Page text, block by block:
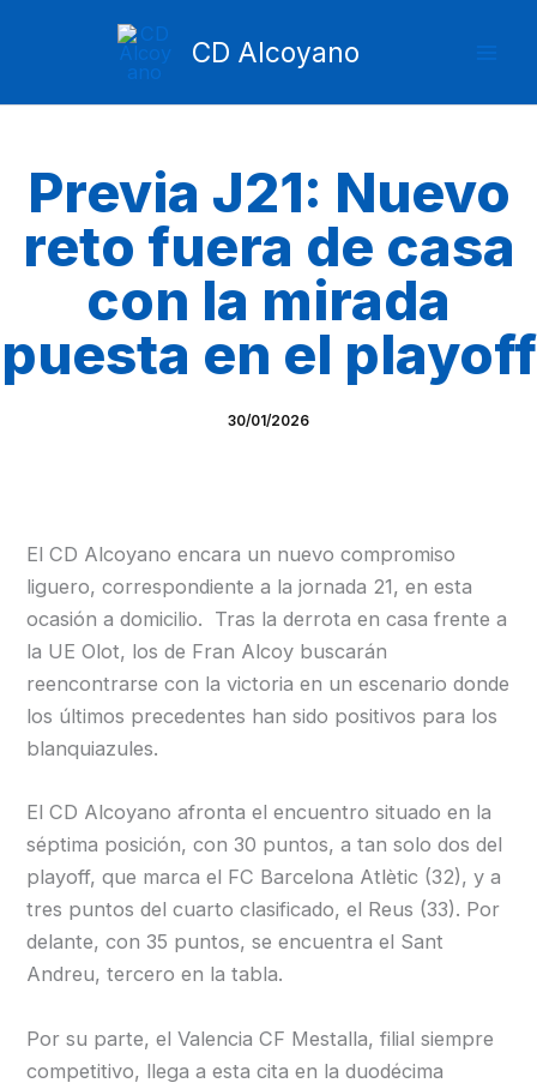
CD Alcoyano
Previa J21: Nuevo
reto fuera de casa
con la mirada
puesta en el playoff
30/01/2026
El CD Alcoyano encara un nuevo compromiso
liguero, correspondiente a la jornada 21, en esta
ocasión a domicilio. Tras la derrota en casa frente a
la UE Olot, los de Fran Alcoy buscarán
reencontrarse con la victoria en un escenario donde
los últimos precedentes han sido positivos para los
blanquiazules.
El CD Alcoyano afronta el encuentro situado en la
séptima posición, con 30 puntos, a tan solo dos del
playoff, que marca el FC Barcelona Atlètic (32), y a
tres puntos del cuarto clasificado, el Reus (33). Por
delante, con 35 puntos, se encuentra el Sant
Andreu, tercero en la tabla.
Por su parte, el Valencia CF Mestalla, filial siempre
competitivo, llega a esta cita en la duodécima